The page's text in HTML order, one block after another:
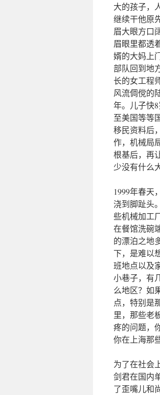
大的孩子，
继续干他原
眉大眼方口
眉眼里都透
婿的大妈上
部队回到地
长的女工程
风流倜傥的
年。儿子快
至美国等等
移民资料后
作，机械局
根基后，再
少没有什么
1999年春天
浇到脚趾头
些机械加工
在餐馆洗碗
的漂泊之地
下，是难以
班地点以及
小巷子，有
么地区？如
点，特别是
里，那些老
疼的问题，
你在上海那
为了在社会
剑君在国内
了歪嘴儿和